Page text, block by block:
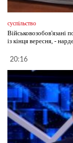
суспільство
Військовозобов'язані
із кінця вересня, -
20:16